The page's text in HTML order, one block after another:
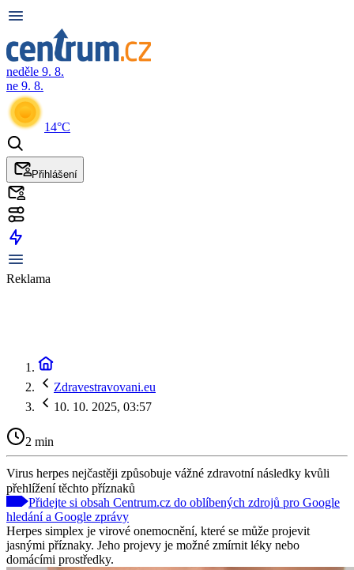
neděle 9. 8.
ne 9. 8.
14°C
Přihlášení
Reklama
Zdravestravovani.eu
10. 10. 2025, 03:57
2 min
Virus herpes nejčastěji způsobuje vážné zdravotní následky kvůli
přehlížení těchto příznaků
Přidejte si obsah Centrum.cz do oblíbených zdrojů pro Google
hledání a Google zprávy
Herpes simplex je virové onemocnění, které se může projevit
jasnými příznaky. Jeho projevy je možné zmírnit léky nebo
domácími prostředky.